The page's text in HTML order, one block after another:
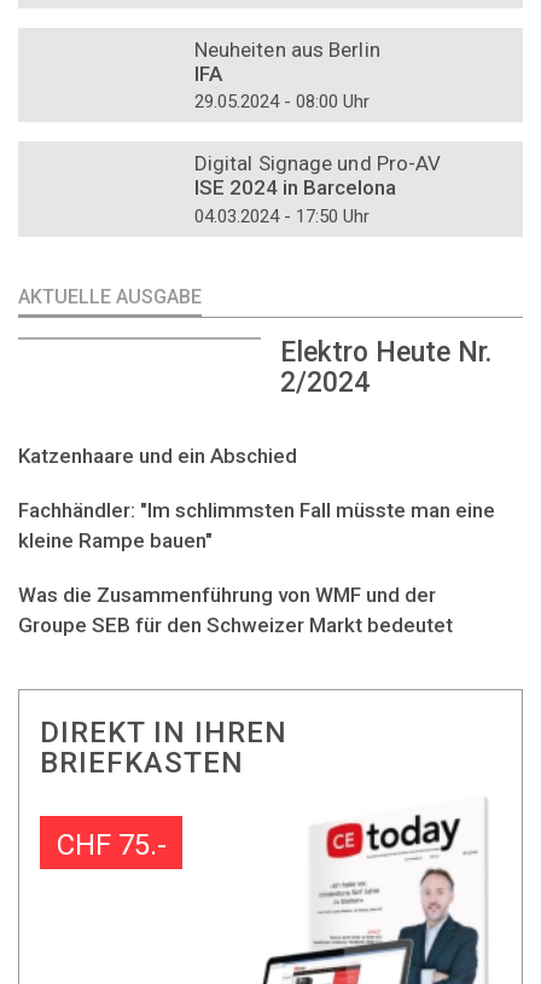
Neuheiten aus Berlin
IFA
29.05.2024 - 08:00 Uhr
Digital Signage und Pro-AV
ISE 2024 in Barcelona
04.03.2024 - 17:50 Uhr
AKTUELLE AUSGABE
Elektro Heute Nr.
2/2024
Katzenhaare und ein Abschied
Fachhändler: "Im schlimmsten Fall müsste man eine
kleine Rampe bauen"
Was die Zusammenführung von WMF und der
Groupe SEB für den Schweizer Markt bedeutet
DIREKT IN IHREN
BRIEFKASTEN
CHF 75.-